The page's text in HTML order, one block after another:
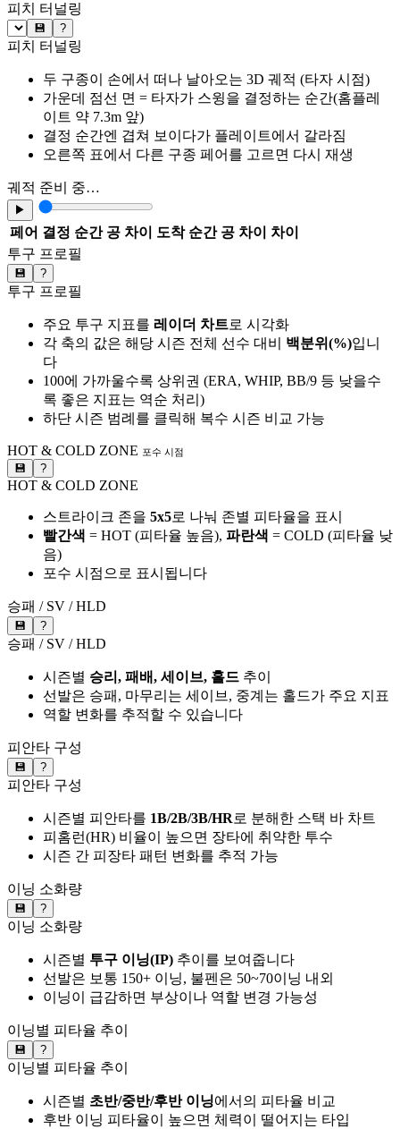
피치 터널링
💾 ?
피치 터널링
두 구종이 손에서 떠나 날아오는 3D 궤적 (타자 시점)
가운데 점선 면 = 타자가 스윙을 결정하는 순간(홈플레
이트 약 7.3m 앞)
결정 순간엔 겹쳐 보이다가 플레이트에서 갈라짐
오른쪽 표에서 다른 구종 페어를 고르면 다시 재생
궤적 준비 중…
▶
페어 결정 순간 공 차이 도착 순간 공 차이
차이
투구 프로필
💾 ?
투구 프로필
주요 투구 지표를 레이더 차트로 시각화
각 축의 값은 해당 시즌 전체 선수 대비 백분위(%)입니
다
100에 가까울수록 상위권 (ERA, WHIP, BB/9 등 낮을수
록 좋은 지표는 역순 처리)
하단 시즌 범례를 클릭해 복수 시즌 비교 가능
HOT & COLD ZONE 포수 시점
💾 ?
HOT & COLD ZONE
스트라이크 존을 5x5로 나눠 존별 피타율을 표시
빨간색 = HOT (피타율 높음), 파란색 = COLD (피타율 낮
음)
포수 시점으로 표시됩니다
승패 / SV / HLD
💾 ?
승패 / SV / HLD
시즌별 승리, 패배, 세이브, 홀드 추이
선발은 승패, 마무리는 세이브, 중계는 홀드가 주요 지표
역할 변화를 추적할 수 있습니다
피안타 구성
💾 ?
피안타 구성
시즌별 피안타를 1B/2B/3B/HR로 분해한 스택 바 차트
피홈런(HR) 비율이 높으면 장타에 취약한 투수
시즌 간 피장타 패턴 변화를 추적 가능
이닝 소화량
💾 ?
이닝 소화량
시즌별 투구 이닝(IP) 추이를 보여줍니다
선발은 보통 150+ 이닝, 불펜은 50~70이닝 내외
이닝이 급감하면 부상이나 역할 변경 가능성
이닝별 피타율 추이
💾 ?
이닝별 피타율 추이
시즌별 초반/중반/후반 이닝에서의 피타율 비교
후반 이닝 피타율이 높으면 체력이 떨어지는 타입